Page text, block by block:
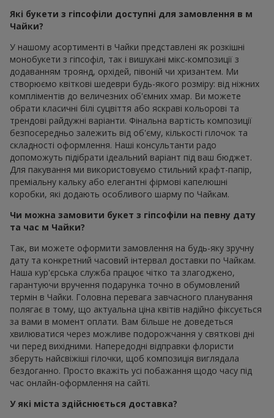
Які букети з гіпсофіли доступні для замовлення в м
Чайки?
У нашому асортименті в Чайки представлені як розкішні
монобукети з гіпсофіл, так і вишукані мікс-композиції з
додаванням троянд, орхідей, півоній чи хризантем. Ми
створюємо квіткові шедеври будь-якого розміру: від ніжних
компліментів до величезних об'ємних хмар. Ви можете
обрати класичні білі суцвіття або яскраві кольорові та
трендові райдужні варіанти. Фінальна вартість композиції
безпосередньо залежить від об'єму, кількості гілочок та
складності оформлення. Наші консультанти радо
допоможуть підібрати ідеальний варіант під ваш бюджет.
Для пакування ми використовуємо стильний крафт-папір,
преміальну кальку або елегантні фірмові капелюшні
коробки, які додають особливого шарму по Чайкам.
Чи можна замовити букет з гіпсофіли на певну дату
та час м Чайки?
Так, ви можете оформити замовлення на будь-яку зручну
дату та конкретний часовий інтервал доставки по Чайкам.
Наша кур'єрська служба працює чітко та злагоджено,
гарантуючи вручення подарунка точно в обумовлений
термін в Чайки. Головна перевага завчасного планування
полягає в тому, що актуальна ціна квітів надійно фіксується
за вами в момент оплати. Вам більше не доведеться
хвилюватися через можливе подорожчання у святкові дні
чи перед вихідними. Напередодні відправки флористи
зберуть найсвіжіші гілочки, щоб композиція виглядала
бездоганно. Просто вкажіть усі побажання щодо часу під
час онлайн-оформлення на сайті.
У які міста здійснюється доставка?